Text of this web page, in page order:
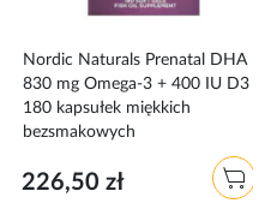
Nordic Naturals Prenatal DHA
830 mg Omega-3 + 400 IU D3
180 kapsułek miękkich
bezsmakowych
226,50 zł